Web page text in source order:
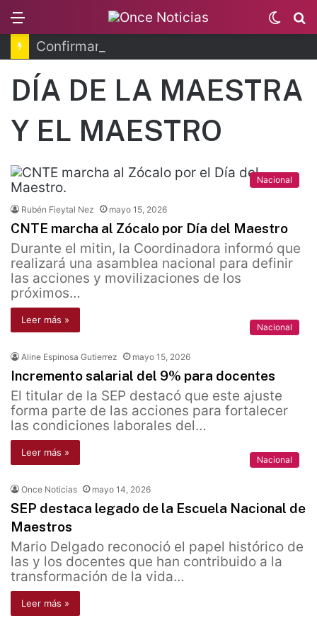
Switch
skin
DÍA DE LA MAESTRA
Y EL MAESTRO
Nacional
Rubén Fieytal Nez mayo 15, 2026
CNTE marcha al Zócalo por Día del Maestro
Durante el mitin, la Coordinadora informó que
realizará una asamblea nacional para definir
las acciones y movilizaciones de los
próximos…
Leer más »
Nacional
Aline Espinosa Gutierrez mayo 15, 2026
Incremento salarial del 9% para docentes
El titular de la SEP destacó que este ajuste
forma parte de las acciones para fortalecer
las condiciones laborales del…
Leer más »
Nacional
Once Noticias mayo 14, 2026
SEP destaca legado de la Escuela Nacional de
Maestros
Mario Delgado reconoció el papel histórico de
las y los docentes que han contribuido a la
transformación de la vida…
Leer más »